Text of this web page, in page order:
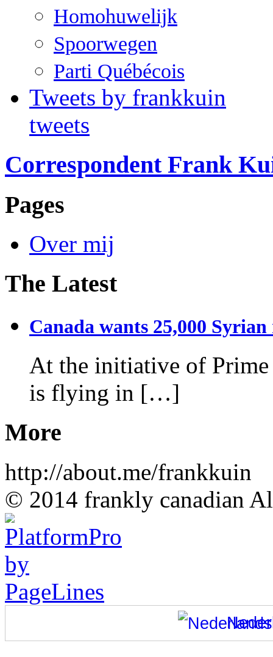
Homohuwelijk
Spoorwegen
Parti Québécois
Tweets by frankkuin
tweets
Correspondent Frank
Pages
Over mij
The Latest
Canada wants 25,000 Syrian
At the initiative of Prime
is flying in […]
More
http://about.me/frankkuin
© 2014 frankly canadian